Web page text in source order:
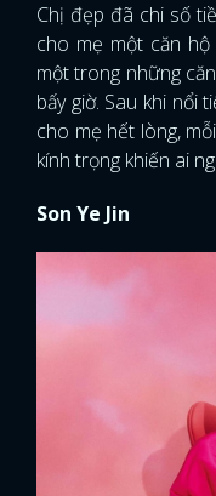
Chị đẹp đã chi số
cho mẹ một căn
một trong những
bấy giờ. Sau khi nổi
cho mẹ hết lòng,
kính trọng khiến ai
Son Ye Jin